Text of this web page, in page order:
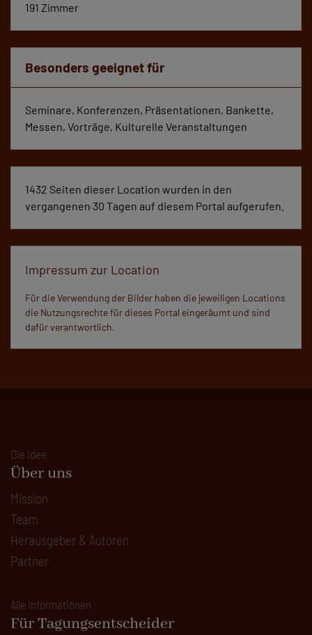
191 Zimmer
Besonders geeignet für
Seminare, Konferenzen, Präsentationen, Bankette,
Messen, Vorträge, Kulturelle Veranstaltungen
1432 Seiten dieser Location wurden in den
vergangenen 30 Tagen auf diesem Portal aufgerufen.
Impressum zur Location
Für die Verwendung der Bilder haben die jeweiligen Locations
die Nutzungsrechte für dieses Portal eingeräumt und sind
dafür verantwortlich.
Die Idee
Über uns
Mission
Team
Herausgeber & Autoren
Partner
Alle Informationen
Für Tagungsentscheider